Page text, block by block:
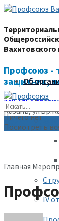
Профсоюз -
защитник,
prk-
Казань,
(843) 228-
Об
IV
Ничего нет
Посмотреть
Главная